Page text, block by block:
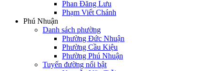
Phan Đăng Lưu
Phạm Viết Chánh
Phú Nhuận
Danh sách phường
Phường Đức Nhuận
Phường Cầu Kiệu
Phường Phú Nhuận
Tuyến đường nổi bật